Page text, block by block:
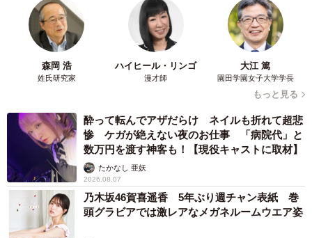
初に見えたのは「草（芝生）の上を転がるように元気いっ
ぱいに走っている姿」で、「草が伸びるとくるん君が隠れ
の検証結果は「田んぼやあぜ道が広がる田園風景の中を散
歩することがあり、夏は草がいっぱい生えて姿を見失うこ
ともある」。また「河原」のようなイメージを受け取った
とお伝えすると、私がACをした時間帯の少し前、くるん君
は初めて行く河原をお散歩したのだと教えてくれました。
さらに「ソファの近くに置いてある丸いベッドの中で丸ま
って寝ている姿」も見えたのですが、それもその通り、ち
ょうど答え合わせをしているとき、そのベッドで丸まって
寝ている姿をZoomで見せてくれました。ベッドの色は私が
森岡 浩
姓氏研究家
ハイヒール・リンゴ
漫才師
大江 篤
園田学園女子大学学長
もっと見る
酔って転んでアザだらけ ネイルも折れて超悲
惨 ケガが絶えない夜のお仕事 「病院代」と
数万円を渡す神客も！【現役キャストに取材】
たかなし 亜妖
2026.08.07
乃木坂46賀喜遥香 5年ぶり週チャン表紙 巻
頭グラビアでは激レアなメガネルームウエア姿